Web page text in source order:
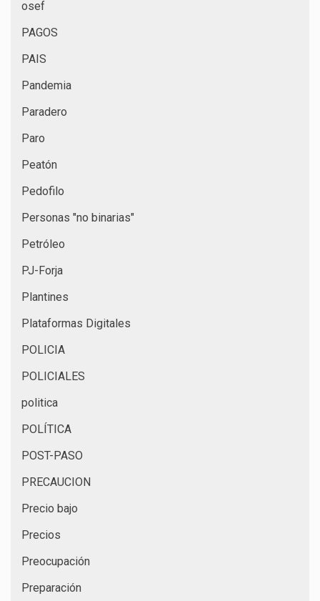
osef
PAGOS
PAIS
Pandemia
Paradero
Paro
Peatón
Pedofilo
Personas "no binarias"
Petróleo
PJ-Forja
Plantines
Plataformas Digitales
POLICIA
POLICIALES
politica
POLÍTICA
POST-PASO
PRECAUCION
Precio bajo
Precios
Preocupación
Preparación